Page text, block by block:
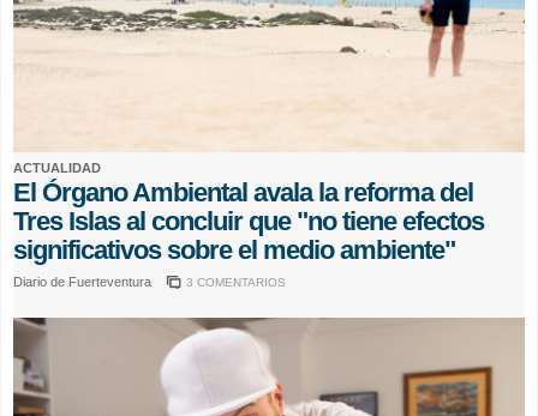
ACTUALIDAD
El Órgano Ambiental avala la reforma del
Tres Islas al concluir que "no tiene efectos
significativos sobre el medio ambiente"
Diario de Fuerteventura 3 COMENTARIOS